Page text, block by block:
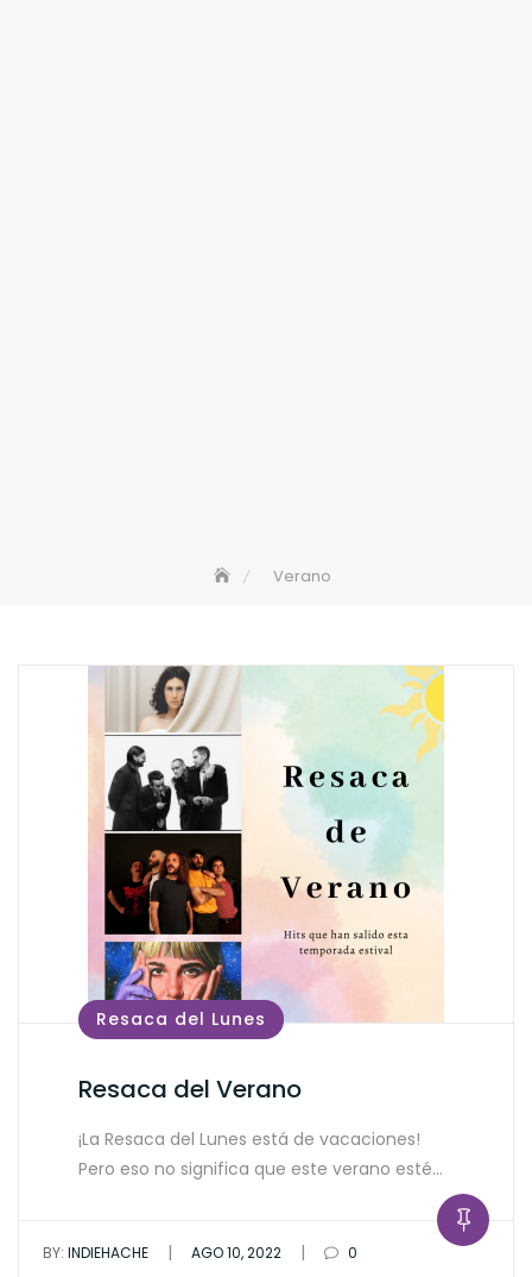
Verano
Resaca del Lunes
Resaca del Verano
¡La Resaca del Lunes está de vacaciones!
Pero eso no significa que este verano esté…
BY: INDIEHACHE | AGO 10, 2022 | 0